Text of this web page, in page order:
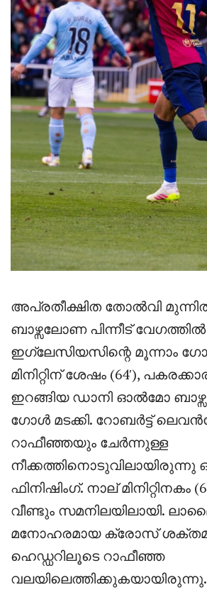
അപ്രതീക്ഷിത തോൽവി
ബാഴ്സലോണ പിന്നീട് വേഗത്തിൽ
ഇഗ്ലേസിയസിന്റെ മൂന്നാം
മിനിറ്റിന് ശേഷം (64′),
ഇറങ്ങിയ ഡാനി ഓൽമോ
ഗോൾ മടക്കി. റോബർട്ട്
റാഫീഞ്ഞയും ചേർന്നുള്ള
ഫിനിഷിംഗ്. നാല് മിനിറ്റിനകം
വീണ്ടും സമനിലയിലായി.
മനോഹരമായ ക്രോസ്
ഹെഡ്ഡറിലൂടെ റാഫീഞ്ഞ
വലയിലെത്തിക്കുകയായിരുന്നു.